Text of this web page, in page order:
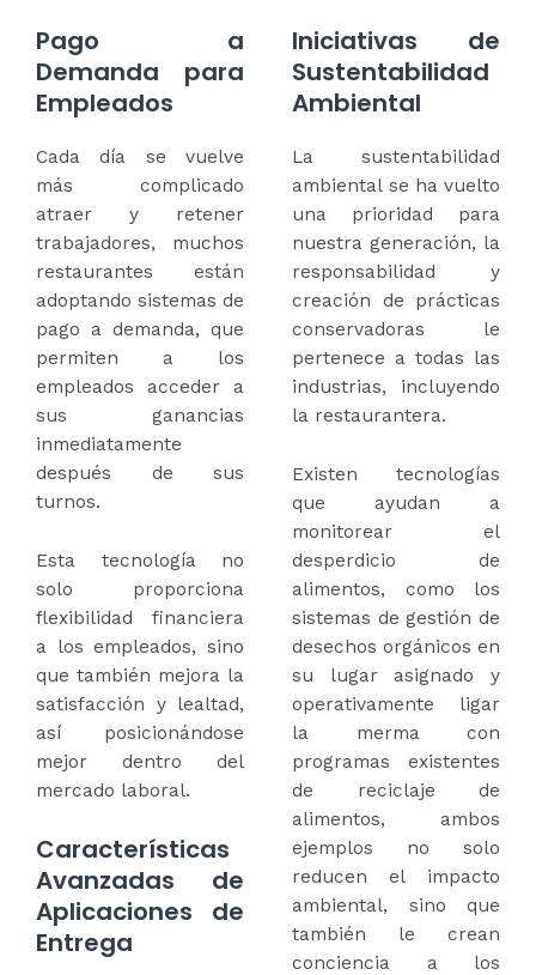
Pago a
Demanda para
Empleados
Cada día se vuelve
más complicado
atraer y retener
trabajadores, muchos
restaurantes están
adoptando sistemas de
pago a demanda, que
permiten a los
empleados acceder a
sus ganancias
inmediatamente
después de sus
turnos.
Esta tecnología no
solo proporciona
flexibilidad financiera
a los empleados, sino
que también mejora la
satisfacción y lealtad,
así posicionándose
mejor dentro del
mercado laboral.
Características
Avanzadas de
Aplicaciones de
Entrega
Iniciativas de
Sustentabilidad
Ambiental
La sustentabilidad
ambiental se ha vuelto
una prioridad para
nuestra generación, la
responsabilidad y
creación de prácticas
conservadoras le
pertenece a todas las
industrias, incluyendo
la restaurantera.
Existen tecnologías
que ayudan a
monitorear el
desperdicio de
alimentos, como los
sistemas de gestión de
desechos orgánicos en
su lugar asignado y
operativamente ligar
la merma con
programas existentes
de reciclaje de
alimentos, ambos
ejemplos no solo
reducen el impacto
ambiental, sino que
también le crean
conciencia a los